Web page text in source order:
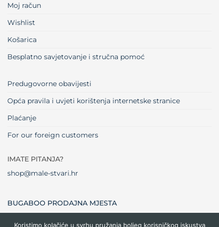
Moj račun
Wishlist
Košarica
Besplatno savjetovanje i stručna pomoć
Predugovorne obavijesti
Opća pravila i uvjeti korištenja internetske stranice
Plaćanje
For our foreign customers
IMATE PITANJA?
shop@male-stvari.hr
BUGABOO PRODAJNA MJESTA
Koristimo kolačiće u svrhu pružanja boljeg korisničkog iskustva